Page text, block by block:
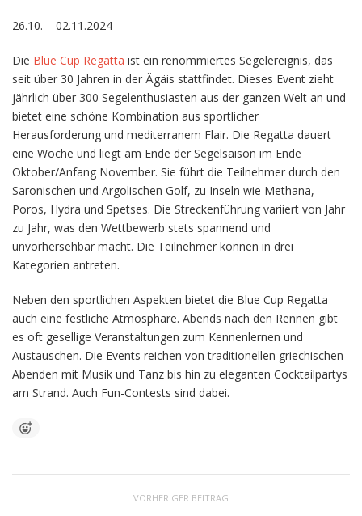
26.10. – 02.11.2024
Die Blue Cup Regatta ist ein renommiertes Segelereignis, das
seit über 30 Jahren in der Ägäis stattfindet. Dieses Event zieht
jährlich über 300 Segelenthusiasten aus der ganzen Welt an und
bietet eine schöne Kombination aus sportlicher
Herausforderung und mediterranem Flair. Die Regatta dauert
eine Woche und liegt am Ende der Segelsaison im Ende
Oktober/Anfang November. Sie führt die Teilnehmer durch den
Saronischen und Argolischen Golf, zu Inseln wie Methana,
Poros, Hydra und Spetses. Die Streckenführung variiert von Jahr
zu Jahr, was den Wettbewerb stets spannend und
unvorhersehbar macht. Die Teilnehmer können in drei
Kategorien antreten.
Neben den sportlichen Aspekten bietet die Blue Cup Regatta
auch eine festliche Atmosphäre. Abends nach den Rennen gibt
es oft gesellige Veranstaltungen zum Kennenlernen und
Austauschen. Die Events reichen von traditionellen griechischen
Abenden mit Musik und Tanz bis hin zu eleganten Cocktailpartys
am Strand. Auch Fun-Contests sind dabei.
VORHERIGER BEITRAG